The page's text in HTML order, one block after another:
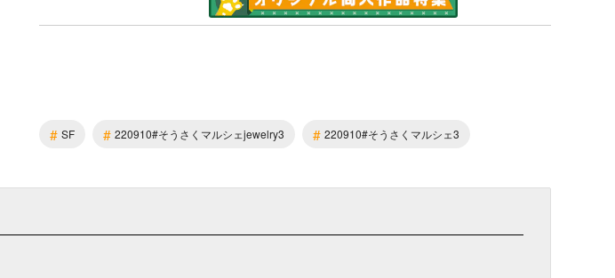
# SF # 220910#そうさくマルシェjewelry3 # 220910#そうさくマルシェ3